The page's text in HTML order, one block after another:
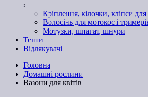
Кріплення, кілочки, кліпси для
Волосінь для мотокос і
Мотузки, шпагат, шнури
Тенти
Відлякувачі
Головна
Домашні рослини
Вазони для квітів